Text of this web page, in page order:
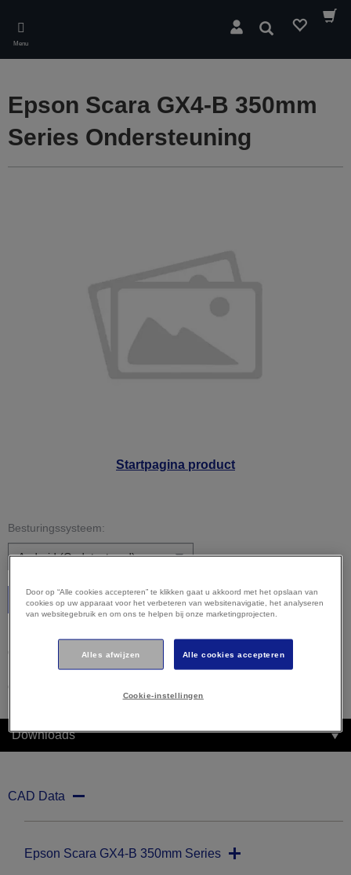
main
content
Menu
Zoeken
Startpagina product
Epson Scara GX4-B 350mm
Series Ondersteuning
Besturingssysteem:
Starten
gedetecteerd. Het is belangrijk dat u uw besturingssysteem
hierboven handmatig selecteert om ervoor te zorgen dat u
compatibele content bekijkt.
Downloads
CAD Data
Epson Scara GX4-B 350mm Series
Door op “Alle cookies accepteren” te klikken gaat u akkoord met het opslaan van
cookies op uw apparaat voor het verbeteren van websitenavigatie, het analyseren
van websitegebruik en om ons te helpen bij onze marketingprojecten.
Alles afwijzen Alle cookies accepteren
Cookie-instellingen